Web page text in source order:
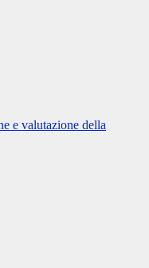
e valutazione della